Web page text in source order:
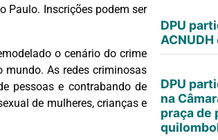
Paulo. Inscrições podem ser
o cenário do crime
mundo. As redes criminosas
pessoas e contrabando de
de mulheres, crianças e
DPU
DPU
na
praça de